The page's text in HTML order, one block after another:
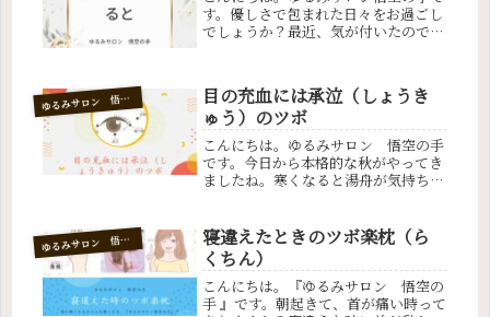
す。優しさで包まれた日々をお過ごし
でしょうか？最近、気が付いたのです
って感情が動かされ、行動的になるよ
うな気がしています。皆さんはどうで
す...
ゆ
るみサロン 悟空の手
目の充血には承泣（しょうき
ゅう）のツボ
こんにちは。ゆるみサロン 悟空の手
です。今日から本格的な秋がやってき
ましたね。寒くなると湯舟が気持ちい
ょうきゅう）のツボは目のかゆみ、涙
目、充血などに効きます。承泣（しょ
う...
ゆ
るみサロン 悟空の手
寝違えたときのツボ楽枕（ら
くちん）
こんにちは。『ゆるみサロン 悟空の
手 』です。朝起きて、首が痛い時って